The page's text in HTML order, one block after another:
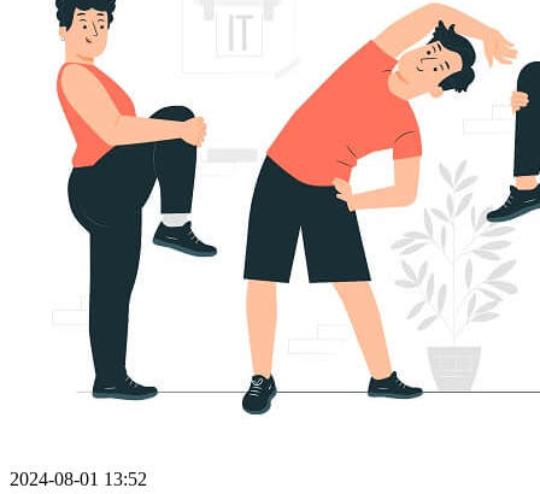
2024-08-01 13:52